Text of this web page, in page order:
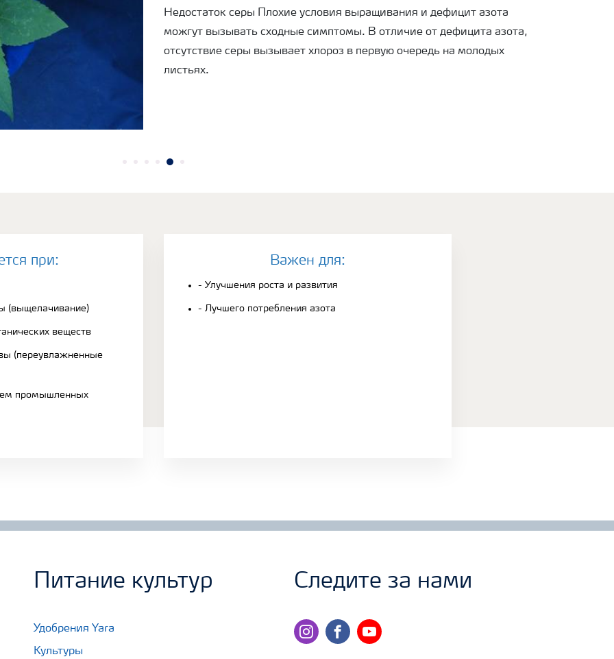
Недостаток серы Плохие условия выращивания и дефицит азота
можгут вызывать сходные симптомы. В отличие от дефицита азота,
отсутствие серы вызывает хлороз в первую очередь на молодых
листьях.
при:
(выщелачивание)
веществ
(переувлажненные
промышленных
Bажен для:
- Улучшения роста и развития
- Лучшего потребления азота
Питание культур
Удобрения Yara
Культуры
Следите за нами
instagramfacebookyoutube